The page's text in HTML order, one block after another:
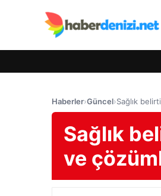
Haberler›Güncel›Sağlık
Sağlık
ve